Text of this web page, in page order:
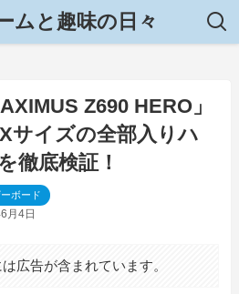
ムと趣味の日々
Z690 HERO」
サイズの全部入りハ
徹底検証！
ボード
月4日
広告が含まれています。